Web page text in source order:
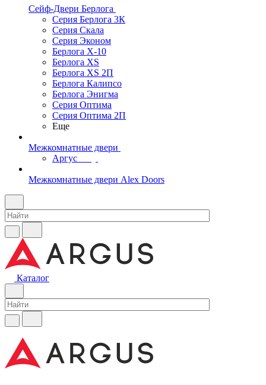
Сейф-Двери Берлога
Серия Берлога 3К
Серия Скала
Серия Эконом
Берлога X-10
Берлога XS
Берлога XS 2П
Берлога Калипсо
Берлога Энигма
Серия Оптима
Серия Оптима 2П
Еще
Межкомнатные двери
Аргус
Межкомнатные двери Alex Doors
Каталог